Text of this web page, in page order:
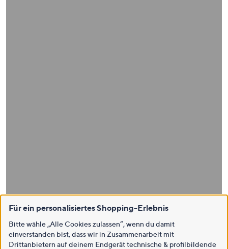
Für ein personalisiertes Shopping-Erlebnis
Bitte wähle „Alle Cookies zulassen“, wenn du damit
einverstanden bist, dass wir in Zusammenarbeit mit
Drittanbietern auf deinem Endgerät technische & profilbildende